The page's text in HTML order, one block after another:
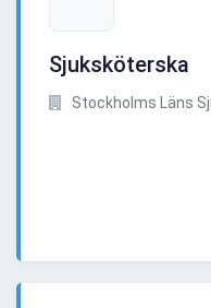
Sjuksköterska
Stockholms Läns